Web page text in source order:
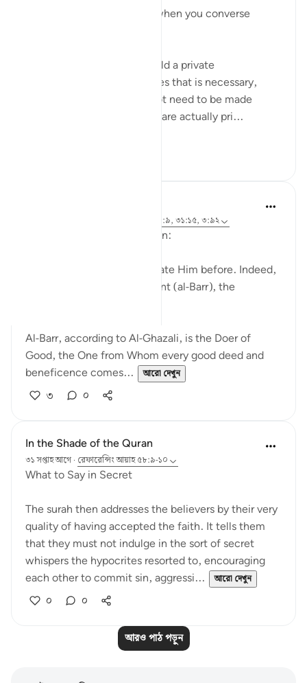
O you who have believed, when you converse
Meaning when you must hold a private
conversation, and sometimes that is necessary,
because everything does not need to be made
public. And certain matters are actually pri...
আয়াহ ৫২:২৮, ৫৮:৯, ৩১:১৫, ৩:৯২
Allah (swt) says in the Qur’an:
'Indeed, we used to supplicate Him before. Indeed,
it is He who is the Beneficent (al-Barr), the
Al-Barr, according to Al-Ghazali, is the Doer of
Good, the One from Whom every good deed and
beneficence comes...
আরো দেখুন
৩ ০
In the Shade of the Quran
৩১ সপ্তাহ আগে · রেফারেন্সিংআয়াহ ৫৮:৯-১০
What to Say in Secret
The surah then addresses the believers by their very
quality of having accepted the faith. It tells them
that they must not indulge in the sort of secret
whispers the hypocrites resorted to, encouraging
each other to commit sin, aggressi...
আরো দেখুন
০ ০
আরও পাঠ পড়ুন